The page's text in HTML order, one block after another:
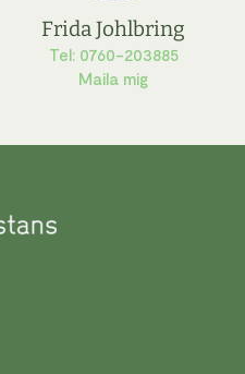
Frida Johlbring
Tel: 0760-203885
Maila mig